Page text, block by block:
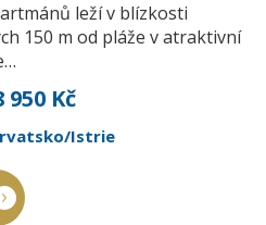
leží v blízkosti
150 m od pláže v atraktivní
950 Kč
Istrie